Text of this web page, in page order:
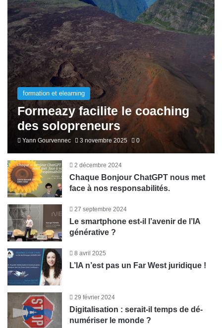
formation et elearning
Formeazy facilite le coaching
des solopreneurs
Yann Gourvennec 3 novembre 2025 0
2 décembre 2024
Chaque Bonjour ChatGPT nous met
face à nos responsabilités.
27 septembre 2024
Le smartphone est-il l’avenir de l’IA
générative ?
8 avril 2025
L’IA n’est pas un Far West juridique !
29 février 2024
Digitalisation : serait-il temps de dé-
numériser le monde ?